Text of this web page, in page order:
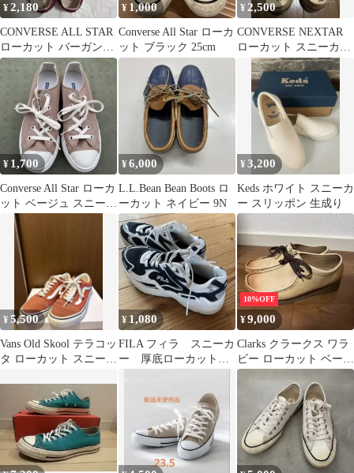
¥2,180
CONVERSE ALL STAR
ローカット バーガンデ
ィ
¥ 1,000
Converse All Star ローカ
ット ブラック 25cm
¥2,500
CONVERSE NEXTAR
ローカット スニーカー
ベージュ
¥ 1,700
Converse All Star ローカ
ット ベージュ スニーカ
¥6,000
L.L.Bean Bean Boots ロ
ーカット ネイビー 9N
¥3,200
Keds ホワイト スニーカ
ー スリッポン 生成り
¥5,500
Vans Old Skool テラコッ
タ ローカット スニーカ
¥ 1,080
FILA フィラ スニーカ
ー 厚底ローカット
10%OFF
¥9,000
Clarks クラークス ワラ
ビー ローカット ベージ
ュ